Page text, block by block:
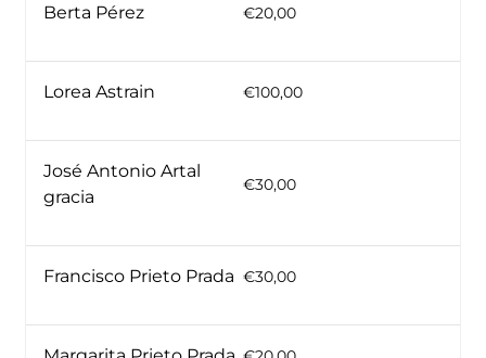
Berta Pérez €20,00
Lorea Astrain €100,00
José Antonio Artal
gracia
€30,00
Francisco Prieto Prada €30,00